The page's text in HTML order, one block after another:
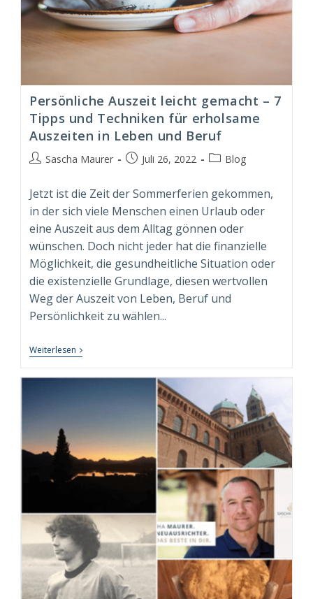
Persönliche Auszeit leicht gemacht – 7
Tipps und Techniken für erholsame
Auszeiten in Leben und Beruf
Beitrags-
Sascha Maurer
BeitragJuli 26, 2022
Beitrags-
Blog
Jetzt ist die Zeit der Sommerferien gekommen,
in der sich viele Menschen einen Urlaub oder
eine Auszeit aus dem Alltag gönnen oder
wünschen. Doch nicht jeder hat die finanzielle
Möglichkeit, die gesundheitliche Situation oder
die existenzielle Grundlage, diesen wertvollen
Weg der Auszeit von Leben, Beruf und
Persönlichkeit zu wählen...
Weiterlesen Persönliche
Auszeit
Techniken
Für
Erholsame
Auszeiten
Beruf